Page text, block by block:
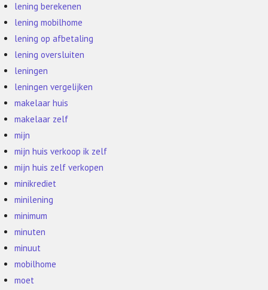
lening berekenen
lening mobilhome
lening op afbetaling
lening oversluiten
leningen
leningen vergelijken
makelaar huis
makelaar zelf
mijn
mijn huis verkoop ik zelf
mijn huis zelf verkopen
minikrediet
minilening
minimum
minuten
minuut
mobilhome
moet